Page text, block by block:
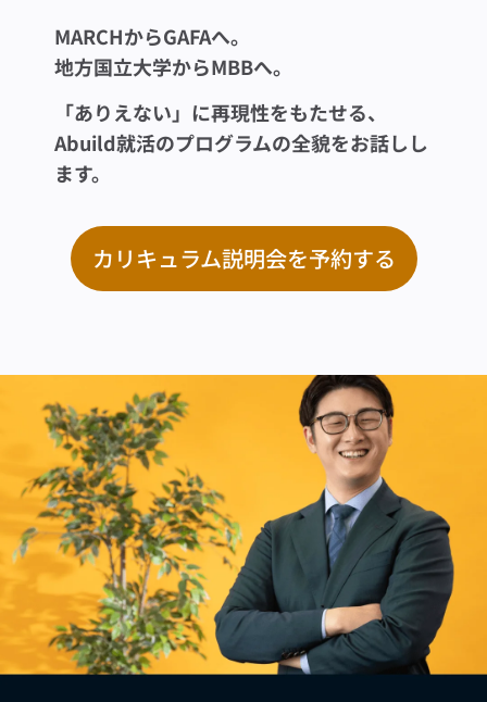
MARCHからGAFAへ。
地方国立大学からMBBへ。
「ありえない」に再現性をもたせる、
Abuild就活のプログラムの全貌をお話しし
ます。
カリキュラム説明会を予約する